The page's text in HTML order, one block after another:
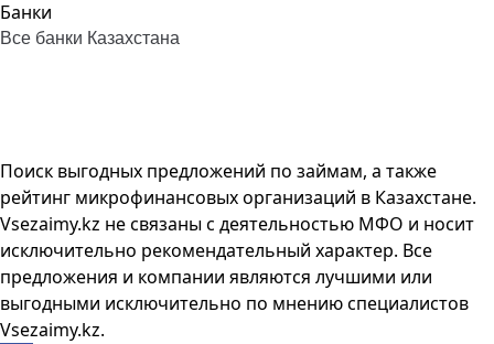
Банки
Все банки Казахстана
Поиск выгодных предложений по займам, а также
рейтинг микрофинансовых организаций в Казахстане.
Vsezaimy.kz не связаны с деятельностью МФО и носит
исключительно рекомендательный характер. Все
предложения и компании являются лучшими или
выгодными исключительно по мнению специалистов
Vsezaimy.kz.